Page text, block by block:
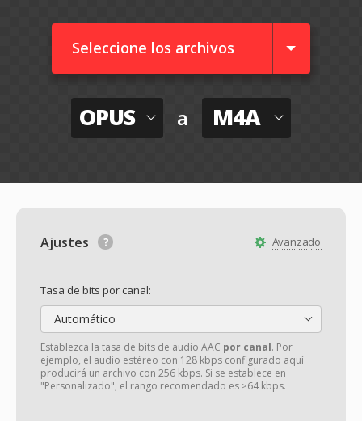
Seleccione los archivos
OPUS a M4A
Avanzado
Ajustes
Tasa de bits por canal:
Automático
Establezca la tasa de bits de audio AAC por canal. Por
ejemplo, el audio estéreo con 128 kbps configurado aquí
producirá un archivo con 256 kbps. Si se establece en
"Personalizado", el rango recomendado es ≥64 kbps.